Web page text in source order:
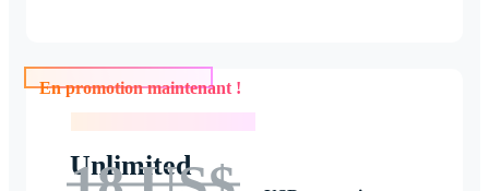
En promotion maintenant !
Unlimited